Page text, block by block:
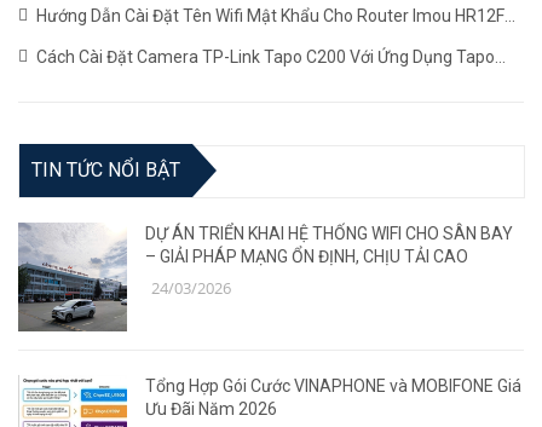
Hướng Dẫn Cài Đặt Tên Wifi Mật Khẩu Cho Router Imou HR12F
Cách Cài Đặt Camera TP-Link Tapo C200 Với Ứng Dụng Tapo
TIN TỨC NỔI BẬT
DỰ ÁN TRIỂN KHAI HỆ THỐNG WIFI CHO SÂN BAY
– GIẢI PHÁP MẠNG ỔN ĐỊNH, CHỊU TẢI CAO
24/03/2026
Tổng Hợp Gói Cước VINAPHONE và MOBIFONE Giá
Ưu Đãi Năm 2026